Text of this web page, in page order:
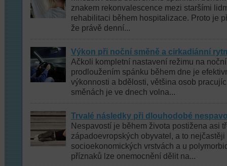
znakem rekonvalescence mezi staršími
rehabilitaci během hospitalizace. Proto je
že právě denní...
Výkon při noční směně a cirkadiánní
Ačkoli kompletní nastavení režimu na
prodloužením spánku během dne je
výkonnosti a bdělosti, většina osob
směnách je ve dnech volna...
Trvalé následky při dlouhodobé
Nespavostí je během života postižena asi
západoevropských obyvatel, a to
socioekonomických vrstvách a u
příznaků lze onemocnění dělit na...